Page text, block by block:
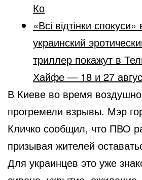
Ко
«Всі відтінки
украинский
триллер покажут в
Хайфе — 18 и 27
В Киеве во время
прогремели взрывы. Мэр
Кличко сообщил, что ПВО
призывая жителей
Для украинцев это уже